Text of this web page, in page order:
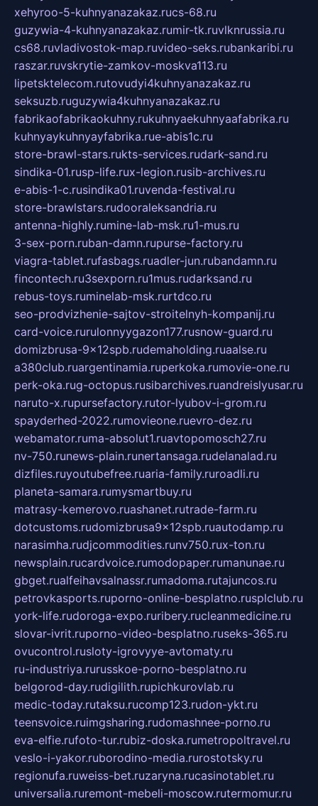
xehyroo-5-kuhnyanazakaz.rucs-68.ru
guzywia-4-kuhnyanazakaz.rumir-tk.ruvlknrussia.ru
cs68.ruvladivostok-map.ruvideo-seks.rubankaribi.ru
raszar.ruvskrytie-zamkov-moskva113.ru
lipetsktelecom.rutovudyi4kuhnyanazakaz.ru
seksuzb.ruguzywia4kuhnyanazakaz.ru
fabrikaofabrikaokuhny.rukuhnyaekuhnyaafabrika.ru
kuhnyaykuhnyayfabrika.rue-abis1c.ru
store-brawl-stars.rukts-services.rudark-sand.ru
sindika-01.rusp-life.rux-legion.rusib-archives.ru
e-abis-1-c.rusindika01.ruvenda-festival.ru
store-brawlstars.rudooraleksandria.ru
antenna-highly.rumine-lab-msk.ru1-mus.ru
3-sex-porn.ruban-damn.rupurse-factory.ru
viagra-tablet.rufasbags.ruadler-jun.rubandamn.ru
fincontech.ru3sexporn.ru1mus.rudarksand.ru
rebus-toys.ruminelab-msk.rurtdco.ru
seo-prodvizhenie-sajtov-stroitelnyh-kompanij.ru
card-voice.rurulonnyygazon177.rusnow-guard.ru
domizbrusa-9x12spb.rudemaholding.ruaalse.ru
a380club.ruargentinamia.ruperkoka.rumovie-one.ru
perk-oka.rug-octopus.rusibarchives.ruandreislyusar.ru
naruto-x.rupursefactory.rutor-lyubov-i-grom.ru
spayderhed-2022.rumovieone.ruevro-dez.ru
webamator.ruma-absolut1.ruavtopomosch27.ru
nv-750.runews-plain.runertansaga.rudelanalad.ru
dizfiles.ruyoutubefree.ruaria-family.ruroadli.ru
planeta-samara.rumysmartbuy.ru
matrasy-kemerovo.ruashanet.rutrade-farm.ru
dotcustoms.rudomizbrusa9x12spb.ruautodamp.ru
narasimha.rudjcommodities.runv750.rux-ton.ru
newsplain.rucardvoice.rumodopaper.rumanunae.ru
gbget.rualfeihavsalnassr.rumadoma.rutajuncos.ru
petrovkasports.ruporno-online-besplatno.rusplclub.ru
york-life.rudoroga-expo.ruribery.rucleanmedicine.ru
slovar-ivrit.ruporno-video-besplatno.ruseks-365.ru
ovucontrol.rusloty-igrovyye-avtomaty.ru
ru-industriya.rurusskoe-porno-besplatno.ru
belgorod-day.rudigilith.rupichkurovlab.ru
medic-today.rutaksu.rucomp123.rudon-ykt.ru
teensvoice.ruimgsharing.rudomashnee-porno.ru
eva-elfie.rufoto-tur.rubiz-doska.rumetropoltravel.ru
veslo-i-yakor.ruborodino-media.rurostotsky.ru
regionufa.ruweiss-bet.ruzaryna.rucasinotablet.ru
universalia.ruremont-mebeli-moscow.rutermomur.ru